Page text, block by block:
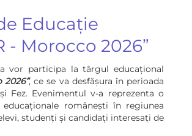
Educație
- Morocco 2026”
vor participa la târgul educațional
2026”, ce se va desfășura în perioada
Fez. Evenimentul v-a reprezenta o
românești în regiunea
studenți și candidați interesați de